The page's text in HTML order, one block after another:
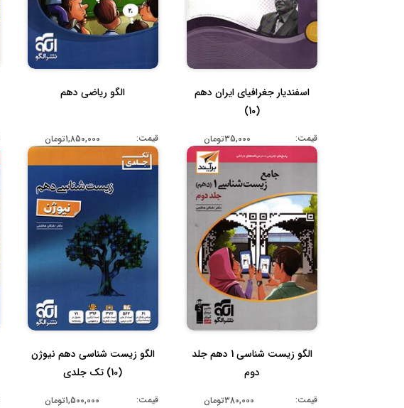
اسفندیار جغرافیای ایران دهم
(10)
قیمت: 35,000تومان
الگو ریاضی دهم
قیمت: 1,850,000تومان
الگو زیست شناسی 1 دهم جلد
دوم
قیمت: 380,000تومان
الگو زیست شناسی دهم نیوژن
(10) تک جلدی
قیمت: 1,500,000تومان